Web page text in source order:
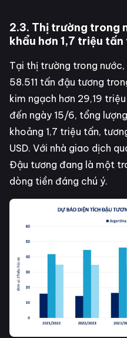
2.3. Thị trường trong
khẩu hơn 1,7 triệu tấn
Tại thị trường trong
58.511 tấn đậu tương
kim ngạch hơn 29,19
đến ngày 15/6, tổng
khoảng 1,7 triệu tấn,
USD. Với nhà giao dịch
Đậu tương đang là một
dòng tiền đáng chú ý.